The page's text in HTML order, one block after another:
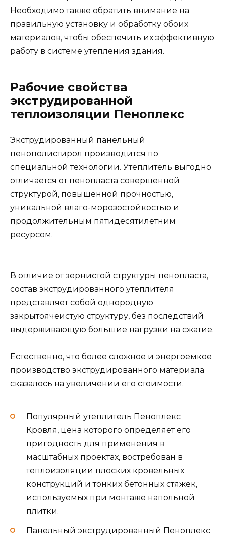
Необходимо также обратить внимание на
правильную установку и обработку обоих
материалов, чтобы обеспечить их эффективную
работу в системе утепления здания.
Рабочие свойства
экструдированной
теплоизоляции Пеноплекс
Экструдированный панельный
пенополистирол производится по
специальной технологии. Утеплитель выгодно
отличается от пенопласта совершенной
структурой, повышенной прочностью,
уникальной влаго-морозостойкостью и
продолжительным пятидесятилетним
ресурсом.
В отличие от зернистой структуры пенопласта,
состав экструдированного утеплителя
представляет собой однородную
закрытоячеистую структуру, без последствий
выдерживающую большие нагрузки на сжатие.
Естественно, что более сложное и энергоемкое
производство экструдированного материала
сказалось на увеличении его стоимости.
Популярный утеплитель Пеноплекс
Кровля, цена которого определяет его
пригодность для применения в
масштабных проектах, востребован в
теплоизоляции плоских кровельных
конструкций и тонких бетонных стяжек,
используемых при монтаже напольной
плитки.
Панельный экструдированный Пеноплекс